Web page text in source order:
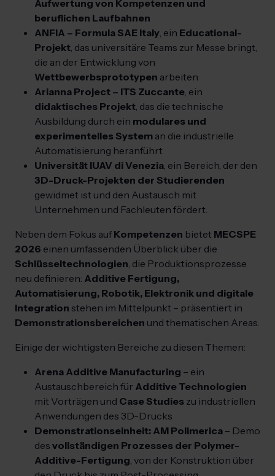
Aufwertung von Kompetenzen und
beruflichen Laufbahnen
ANFIA – Formula SAE Italy , ein Educational-
Projekt , das universitäre Teams zur Messe bringt,
die an der Entwicklung von
Wettbewerbsprototypen arbeiten
Arianna Project – ITS Zuccante , ein
didaktisches Projekt , das die technische
Ausbildung durch ein modulares und
experimentelles System an die industrielle
Automatisierung heranführt
Universität IUAV di Venezia , ein Bereich, der den
3D-Druck-Projekten der Studierenden
gewidmet ist und den Austausch mit
Unternehmen und Fachleuten fördert.
Neben dem Fokus auf Kompetenzen bietet MECSPE
2026 einen umfassenden Überblick über die
Schlüsseltechnologien , die Produktionsprozesse
neu definieren: Additive Fertigung,
Automatisierung, Robotik, Elektronik und digitale
Integration stehen im Mittelpunkt – präsentiert in
Demonstrationsbereichen und thematischen Areas.
Einige der wichtigsten Bereiche zu diesen Themen:
Arena Additive Manufacturing – ein
Austauschbereich für Additive Technologien
mit Vorträgen und Case Studies zu industriellen
Anwendungen des 3D-Drucks
Demonstrationseinheit: AM Polimerica – Demo
des vollständigen Prozesses der Polymer-
Additive-Fertigung , von der Konstruktion über